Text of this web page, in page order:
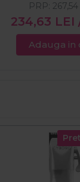
234,63 LEI
PRP: 267,54
Adauga in